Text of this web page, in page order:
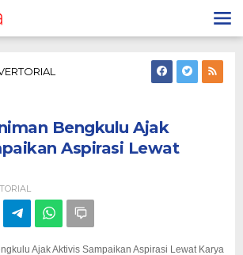
Aktivis
Sampaikan
Aspirasi
Seni
Bengkulu Ajak
Aspirasi Lewat